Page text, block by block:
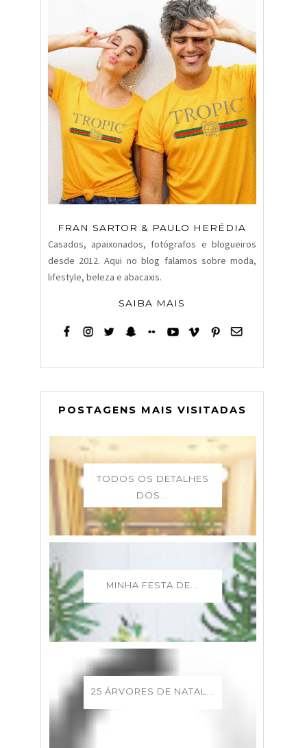
FRAN SARTOR & PAULO HERÉDIA
Casados, apaixonados, fotógrafos e blogueiros
desde 2012. Aqui no blog falamos sobre moda,
lifestyle, beleza e abacaxis.
SAIBA MAIS
POSTAGENS MAIS VISITADAS
TODOS OS DETALHES
DOS...
MINHA FESTA DE...
25 ÁRVORES DE NATAL...